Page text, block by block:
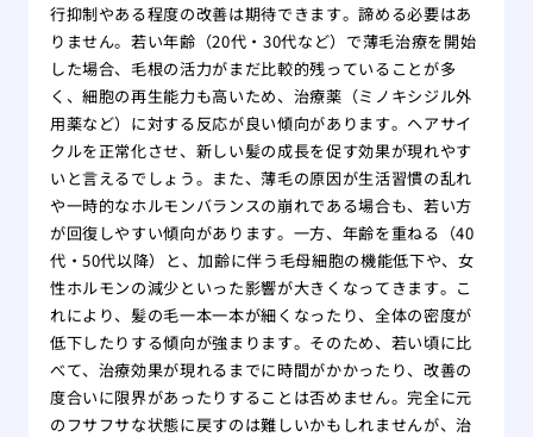
行抑制やある程度の改善は期待できます。諦める必要はあ
りません。若い年齢（20代・30代など）で薄毛治療を開始
した場合、毛根の活力がまだ比較的残っていることが多
く、細胞の再生能力も高いため、治療薬（ミノキシジル外
用薬など）に対する反応が良い傾向があります。ヘアサイ
クルを正常化させ、新しい髪の成長を促す効果が現れやす
いと言えるでしょう。また、薄毛の原因が生活習慣の乱れ
や一時的なホルモンバランスの崩れである場合も、若い方
が回復しやすい傾向があります。一方、年齢を重ねる（40
代・50代以降）と、加齢に伴う毛母細胞の機能低下や、女
性ホルモンの減少といった影響が大きくなってきます。こ
れにより、髪の毛一本一本が細くなったり、全体の密度が
低下したりする傾向が強まります。そのため、若い頃に比
べて、治療効果が現れるまでに時間がかかったり、改善の
度合いに限界があったりすることは否めません。完全に元
のフサフサな状態に戻すのは難しいかもしれませんが、治